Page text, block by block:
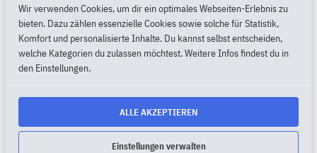
PimpMyPony.shop®
2026 Copyright by MietMaxX.shop® |Cookie Einstellungen
► VERTRAG WIDERRUFEN
Wir verwenden Cookies, um dir ein optimales Webseiten-Erlebnis zu
bieten. Dazu zählen essenzielle Cookies sowie solche für Statistik,
Komfort und personalisierte Inhalte. Du kannst selbst entscheiden,
welche Kategorien du zulassen möchtest. Weitere Infos findest du in
den Einstellungen.
ALLE AKZEPTIEREN
Einstellungen verwalten